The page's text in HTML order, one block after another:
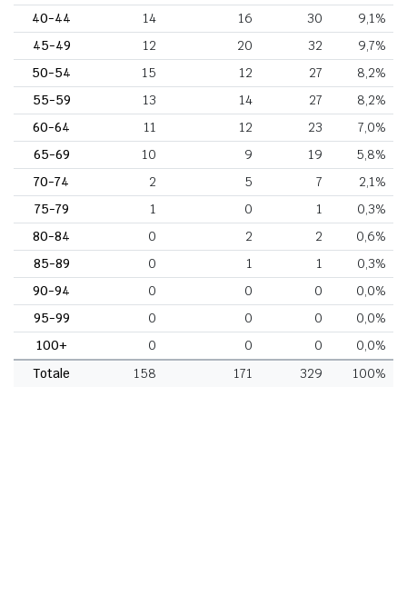
40-44
14 16 30
9,1%
45-49
12 20 32
9,7%
50-54
15 12 27
8,2%
55-59
13 14 27
8,2%
60-64
11 12 23
7,0%
65-69
10 9 19
5,8%
70-74
2 5 7
2,1%
75-79
1 0 1
0,3%
80-84
0 2 2
0,6%
85-89
0 1 1
0,3%
90-94
0 0 0
0,0%
95-99
0 0 0
0,0%
100+
0 0 0
0,0%
Totale
158 171 329 100%